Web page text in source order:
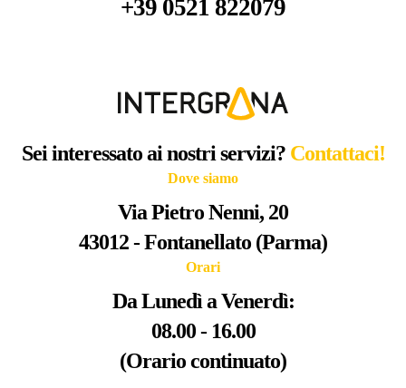
+39 0521 822079
Sei interessato ai nostri servizi? Contattaci!
Dove siamo
Via Pietro Nenni, 20
43012 - Fontanellato (Parma)
Orari
Da Lunedì a Venerdì:
08.00 - 16.00
(Orario continuato)